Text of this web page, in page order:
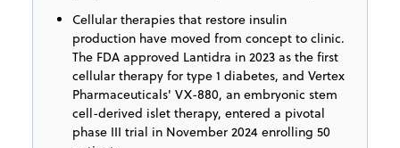
Cellular therapies that restore insulin
production have moved from concept to clinic.
The FDA approved Lantidra in 2023 as the first
cellular therapy for type 1 diabetes, and Vertex
Pharmaceuticals' VX-880, an embryonic stem
cell-derived islet therapy, entered a pivotal
phase III trial in November 2024 enrolling 50